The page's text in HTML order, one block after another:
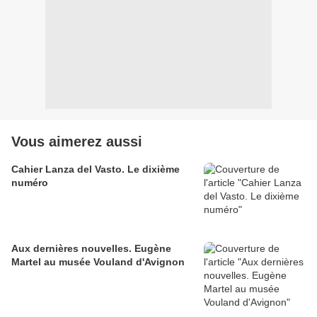
Vous aimerez aussi
Cahier Lanza del Vasto. Le dixième
numéro
Aux dernières nouvelles. Eugène
Martel au musée Vouland d'Avignon